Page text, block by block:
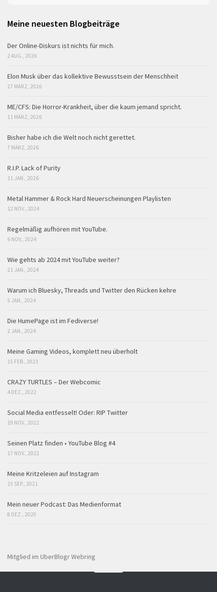
Meine neuesten Blogbeiträge
Der Online-Diskurs ist nichts für mich.
2 AUG., 2026
Elon Musk über das kollektive Bewusstsein der Menschheit
27 MÄRZ, 2026
ME/CFS: Die Horror-Krankheit, über die kaum jemand spricht.
11 MÄRZ, 2026
Bisher habe ich die Welt noch nicht gerettet.
7 MÄRZ, 2026
R.I.P. Lack of Purity
11 JAN., 2026
Metal Hammer & Rock Hard Neuerscheinungen Playlisten
12 NOV., 2024
Regelmäßig aufhören mit YouTube.
6 NOV., 2024
Wie gehts ab 2024 mit YouTube weiter?
21 JAN., 2024
Warum ich Bluesky, Threads und Twitter den Rücken kehre
5 JAN., 2024
Die HumePage ist im Fediverse!
2 JAN., 2024
Meine Gaming Videos, komplett neu überholt
15 FEB., 2023
CRAZY TURTLES – Der Webcomic
4 DEZ., 2022
Social Media entfesselt! Oder: RIP Twitter
19 NOV., 2022
Seinen Platz finden • YouTube Blog #4
17 NOV., 2022
Meine Kritzeleien auf Instagram
15 SEP., 2021
Mein neuer Podcast: Das Medienformat
8 DEZ., 2020
Mitglied im UberBlogr Webring